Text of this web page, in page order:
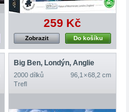
259 Kč
Do košíku
Zobrazit
Big Ben, Londýn, Anglie
2000 dílků
96,1 × 68,2 cm
Trefl